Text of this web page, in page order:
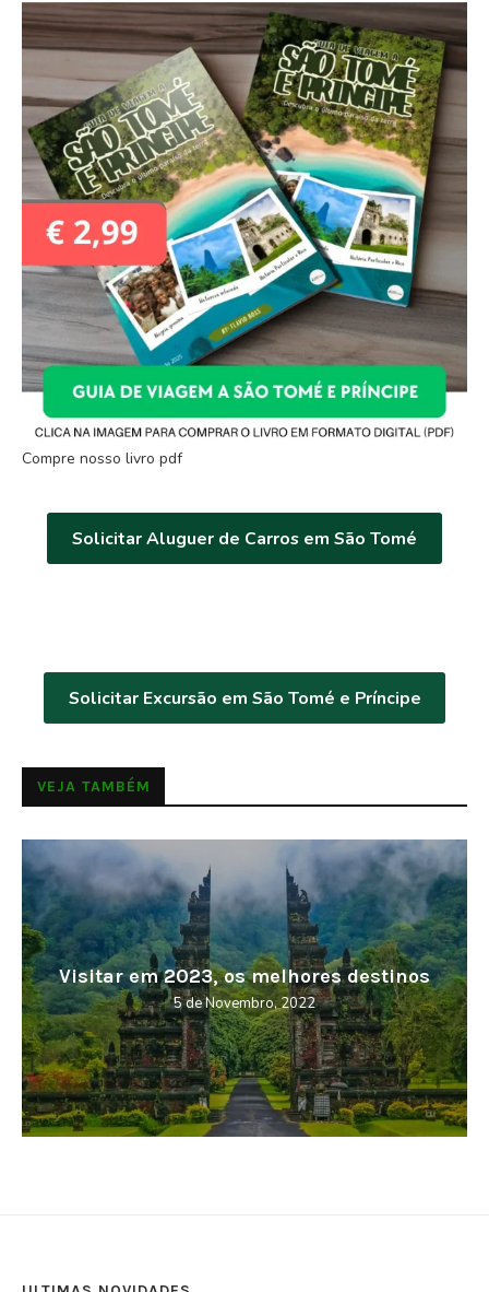
Compre nosso livro pdf
Solicitar Aluguer de Carros em São Tomé
Solicitar Excursão em São Tomé e Príncipe
VEJA TAMBÉM
Visitar em 2023, os melhores destinos
5 de Novembro, 2022